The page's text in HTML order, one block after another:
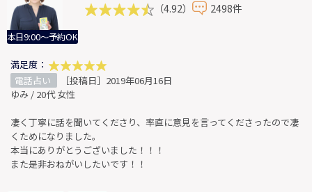
本日9:00～予約OK
（4.92） 2498件
満足度：
電話占い
［投稿日］2019年06月16日
ゆみ / 20代 女性
凄く丁寧に話を聞いてくださり、率直に意見を言ってくださったので凄
くためになりました。
本当にありがとうございました！！！
また是非おねがいしたいです！！